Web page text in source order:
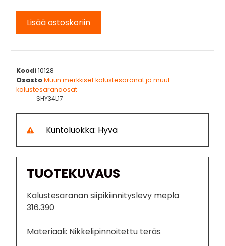
Lisää ostoskoriin
Koodi10128
OsastoMuun merkkiset kalustesaranat ja muut
kalustesaranaosat
SHY34L17
Kuntoluokka: Hyvä
TUOTEKUVAUS
Kalustesaranan siipikiinnityslevy mepla
316.390
Materiaali: Nikkelipinnoitettu teräs